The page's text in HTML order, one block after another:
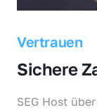
Vertrauen
Sichere
SEG Host